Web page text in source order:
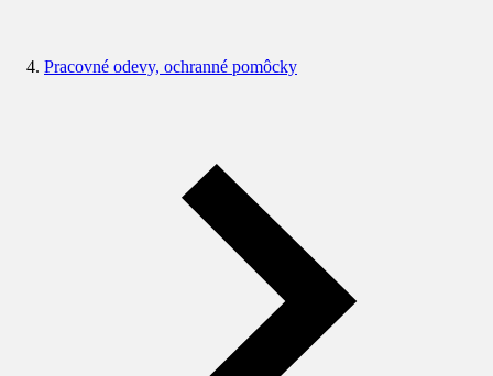
Pracovné odevy, ochranné pomôcky